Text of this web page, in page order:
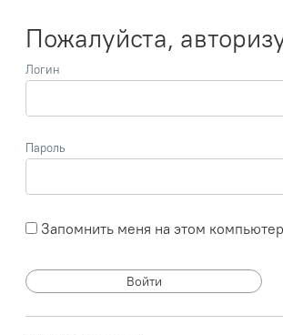
Пожалуйста,
Логин
Пароль
Запомнить меня на этом